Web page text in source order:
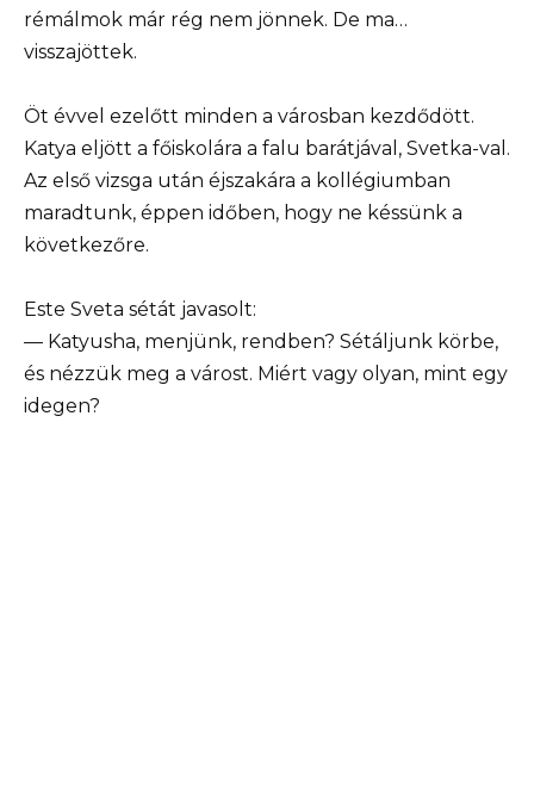
rémálmok már rég nem jönnek. De ma…
visszajöttek.
Öt évvel ezelőtt minden a városban kezdődött.
Katya eljött a főiskolára a falu barátjával, Svetka-val.
Az első vizsga után éjszakára a kollégiumban
maradtunk, éppen időben, hogy ne késsünk a
következőre.
Este Sveta sétát javasolt:
— Katyusha, menjünk, rendben? Sétáljunk körbe,
és nézzük meg a várost. Miért vagy olyan, mint egy
idegen?